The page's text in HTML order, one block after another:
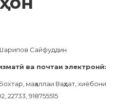
Сайфуддин
ва почтаи электронӣ:
маҳаллаи Ваҳдат, хиёбони
22733, 918755515